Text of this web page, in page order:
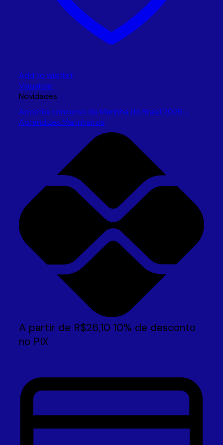
Add to wishlist
Visualizar
Novidades
Apostila concurso da Marinha do Brasil 2026 –
Aprendizes Marinheiros
A partir de R$26,10 10% de desconto
no PIX